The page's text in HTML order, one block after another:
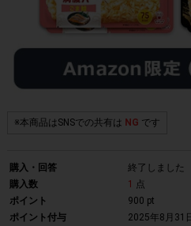
※本商品はSNSでの共有は NG です
購入・回答
終了しました
購入数
1
点
ポイント
900 pt
ポイント付与
2025年8月31